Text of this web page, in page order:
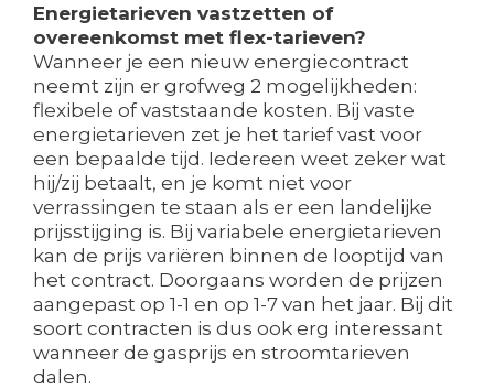
Energietarieven vastzetten of
overeenkomst met flex-tarieven?
Wanneer je een nieuw energiecontract
neemt zijn er grofweg 2 mogelijkheden:
flexibele of vaststaande kosten. Bij vaste
energietarieven zet je het tarief vast voor
een bepaalde tijd. Iedereen weet zeker wat
hij/zij betaalt, en je komt niet voor
verrassingen te staan als er een landelijke
prijsstijging is. Bij variabele energietarieven
kan de prijs variëren binnen de looptijd van
het contract. Doorgaans worden de prijzen
aangepast op 1-1 en op 1-7 van het jaar. Bij dit
soort contracten is dus ook erg interessant
wanneer de gasprijs en stroomtarieven
dalen.